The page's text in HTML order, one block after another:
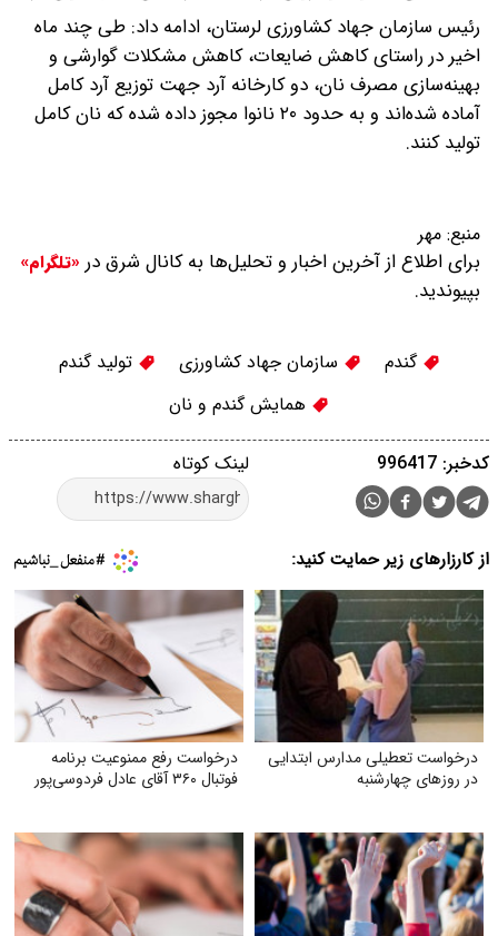
رئیس سازمان جهاد کشاورزی لرستان، ادامه داد: طی چند ماه
اخیر در راستای کاهش ضایعات، کاهش مشکلات گوارشی و
بهینه‌سازی مصرف نان، دو کارخانه آرد جهت توزیع آرد کامل
آماده شده‌اند و به حدود ۲۰ نانوا مجوز داده شده که نان کامل
تولید کنند.
منبع: مهر
برای اطلاع از آخرین اخبار و تحلیل‌ها به کانال شرق در «تلگرام»
بپیوندید.
گندم سازمان جهاد کشاورزی
تولید گندم
همایش گندم و نان
لینک کوتاه کدخبر: 996417
از کارزارهای زیر حمایت کنید:
درخواست تعطیلی مدارس ابتدایی
در روزهای چهارشنبه
درخواست رفع ممنوعیت برنامه
فوتبال ۳۶۰ آقای عادل فردوسی‌پور